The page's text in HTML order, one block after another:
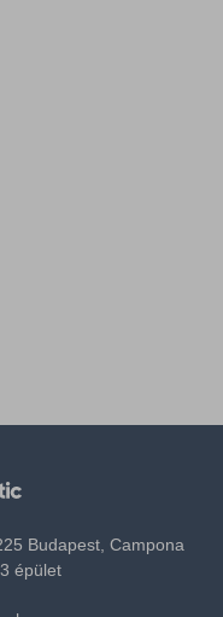
Budapest, Campona
épület